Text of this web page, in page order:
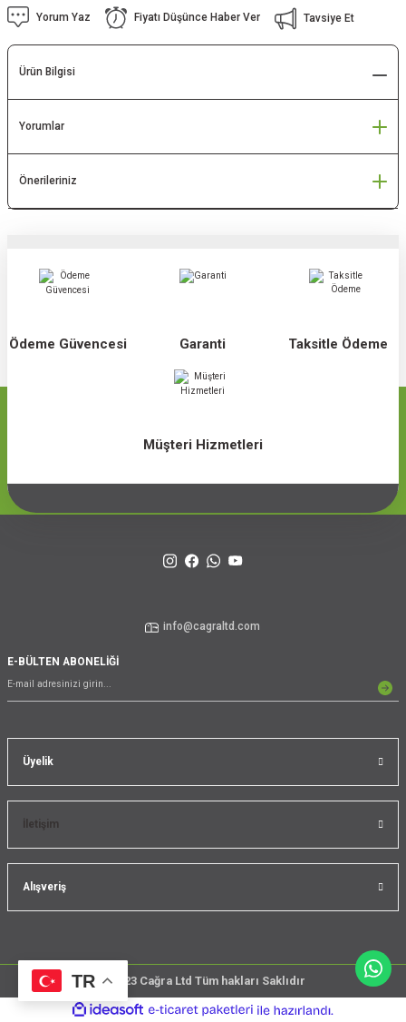
Yorum Yaz Fiyatı Düşünce Haber Ver Tavsiye Et
Ürün Bilgisi
Yorumlar
Önerileriniz
Ödeme Güvencesi Garanti Taksitle Ödeme
Müşteri Hizmetleri
Üyelik
İletişim
Alışveriş
TR
info@cagraltd.com
E-BÜLTEN ABONELİĞİ
@2023 Cağra Ltd Tüm hakları Saklıdır
çember
ideasoft
e-